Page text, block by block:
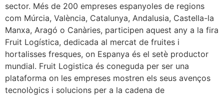
sector. Més de 200 empreses espanyoles de regions
com Múrcia, València, Catalunya, Andalusia, Castella-la
Manxa, Aragó o Canàries, participen aquest any a la fira
Fruit Logística, dedicada al mercat de fruites i
hortalisses fresques, on Espanya és el setè productor
mundial. Fruit Logistica és coneguda per ser una
plataforma on les empreses mostren els seus avenços
tecnològics i solucions per a la cadena de